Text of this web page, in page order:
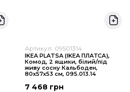
Артикул: 09501314
IKEA PLATSA (ІKEA ПЛАТСА),
Комод, 2 ящики, білий/під
живу сосну Кальбоден,
80x57x53 см, 095.013.14
7 468 грн